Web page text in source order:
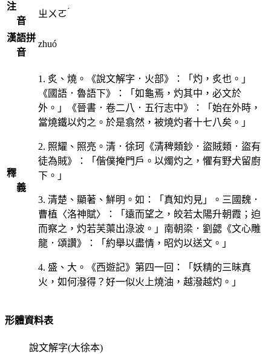
注
音
ㄓㄨㄛˊ
漢語拼
音
zhuó
釋
義
1. 炙、燒。《說文解字．火部》：「灼，炙也。」
《國語．魯語下》：「如龜焉，灼其中，必文於
外。」《晉書．卷二八．五行志中》：「始在外時，
當燒鐵以灼之。於是翕然，被燒灼者十七八矣。」
2. 照耀、照亮。清．徐珂《清稗類鈔．盜賊類．盜有
徒為賊》：「偕僕掩門戶。以燭灼之，懼有野犬留廚
下。」
3. 清楚、顯著、鮮明。如：「真知灼見」。三國魏．
曹植〈洛神賦〉：「遠而望之，皎若太陽升朝霞；迫
而察之，灼若芙蕖出淥波。」南朝梁．劉勰《文心雕
龍．頌讚》：「約舉以盡情，昭灼以送文。」
4. 盛、大。《西遊記》第四一回：「妖精的三昧真
火，如何潑得？好一似火上燒油，越潑越灼。」
形體資料表
說文解字(大徐本)